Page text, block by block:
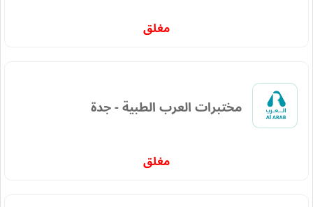
مغلق
مختبرات العرب الطبية - جدة
مغلق